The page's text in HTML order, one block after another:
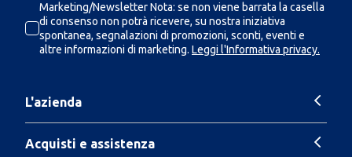
Marketing/Newsletter Nota: se non viene barrata la casella
di consenso non potrà ricevere, su nostra iniziativa
spontanea, segnalazioni di promozioni, sconti, eventi e
altre informazioni di marketing. Leggi l'Informativa privacy.
L'azienda
Acquisti e assistenza